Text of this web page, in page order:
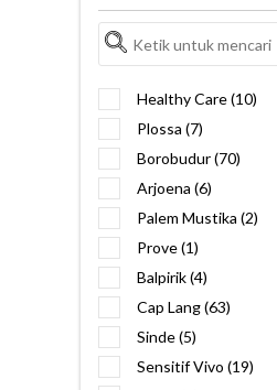
Daya Tahan Tubuh
Stamina Pria
Diabetes
Sariawan, Panas Dalam &
Gangguan Tenggorokkan
Asam Urat
Mata & Telinga
Prostat
Darah Tinggi
Kanker
Liver
Tulang Otot dan Sendi
Healthy Care (10)
Plossa (7)
Borobudur (70)
Arjoena (6)
Palem Mustika (2)
Prove (1)
Balpirik (4)
Cap Lang (63)
Sinde (5)
Sensitif Vivo (19)